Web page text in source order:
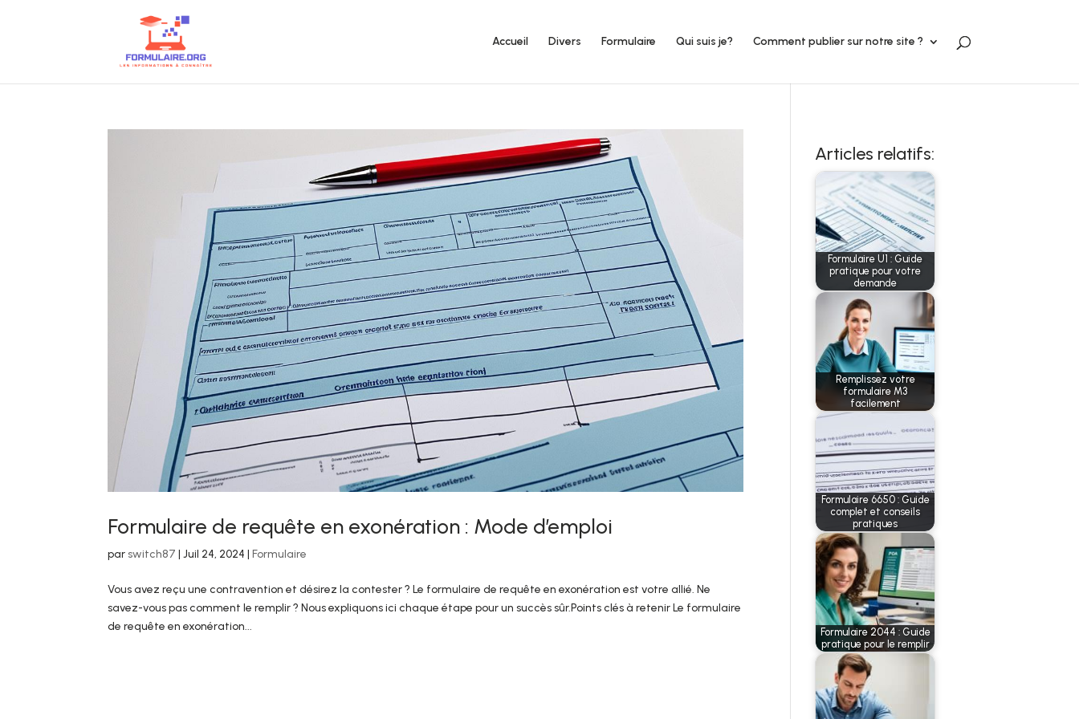
Accueil Divers Formulaire Qui suis je? Comment publier sur notre site ?
Formulaire de requête en exonération : Mode d’emploi
par switch87 |Juil 24, 2024 |Formulaire
Vous avez reçu une contravention et désirez la contester ? Le formulaire de requête en exonération est votre allié. Ne
savez-vous pas comment le remplir ? Nous expliquons ici chaque étape pour un succès sûr.Points clés à retenir Le formulaire
de requête en exonération...
Articles relatifs:
Formulaire U1 : Guide
pratique pour votre
demande
Remplissez votre
formulaire M3
facilement
Formulaire 6650 : Guide
complet et conseils
pratiques
Formulaire 2044 : Guide
pratique pour le remplir